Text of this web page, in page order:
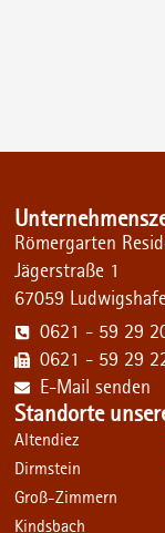
Römergarten
Jägerstraße 1
67059
0621 - 59 29
0621 - 59 29
E-Mail senden
Standorte
Altendiez
Dirmstein
Groß-Zimmern
Kindsbach